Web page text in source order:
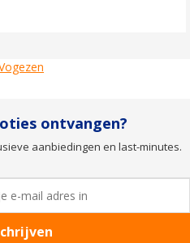
ontvangen?
aanbiedingen en last-minutes.